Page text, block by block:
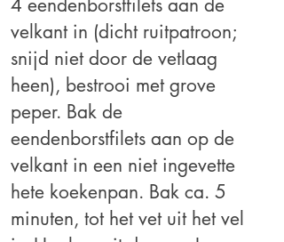
4 eendenborstfilets aan de
velkant in (dicht ruitpatroon;
snijd niet door de vetlaag
heen), bestrooi met grove
peper. Bak de
eendenborstfilets aan op de
velkant in een niet ingevette
hete koekenpan. Bak ca. 5
minuten, tot het vet uit hetvel